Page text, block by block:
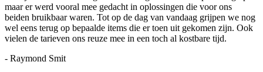
maar er werd vooral mee gedacht in oplossingen die voor ons
beiden bruikbaar waren. Tot op de dag van vandaag grijpen we nog
wel eens terug op bepaalde items die er toen uit gekomen zijn. Ook
vielen de tarieven ons reuze mee in een toch al kostbare tijd.
- Raymond Smit